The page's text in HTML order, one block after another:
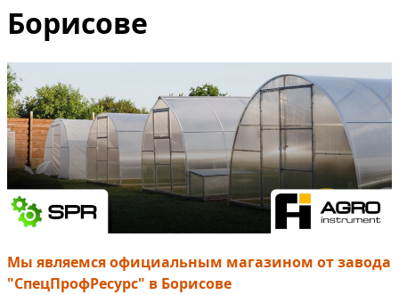
Борисове
Мы являемся официальным магазином от завода
"СпецПрофРесурс" в Борисове